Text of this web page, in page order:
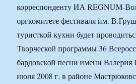
корреспонденту ИА REGNUM-
оргкомитете фестиваля им.
туристкой кухни будет
Творческой программы 36
бардовской песни имени
июля 2008 г. в районе